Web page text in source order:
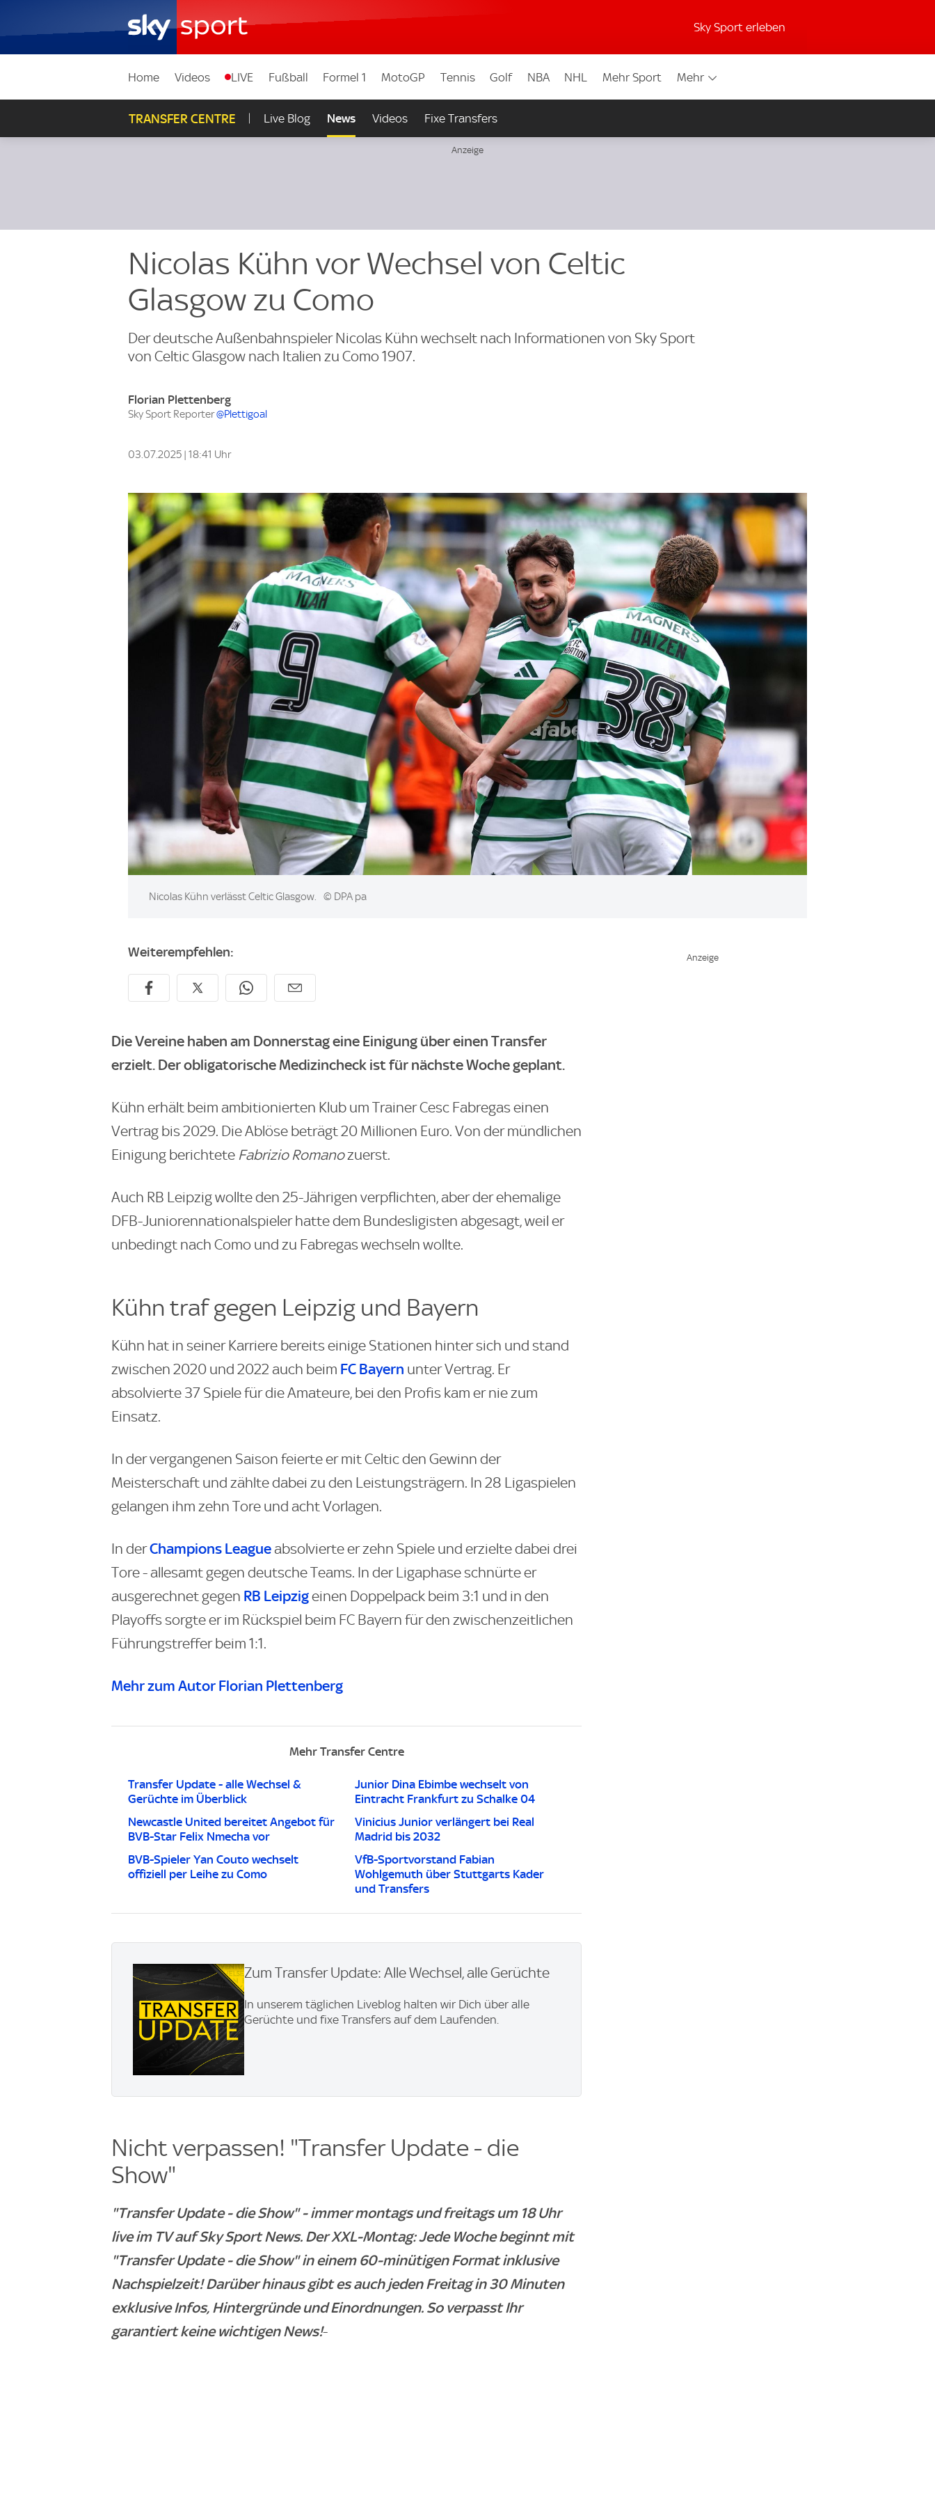
Sky Sport erleben
Home Videos LIVE Fußball Formel 1 MotoGP Tennis Golf NBA NHL Mehr Sport Mehr
TRANSFER CENTRE Live Blog News Videos Fixe Transfers
Nicolas Kühn vor Wechsel von Celtic
Glasgow zu Como
Der deutsche Außenbahnspieler Nicolas Kühn wechselt nach Informationen von Sky Sport
von Celtic Glasgow nach Italien zu Como 1907.
Florian Plettenberg
Sky Sport Reporter@Plettigoal
03.07.2025 | 18:41 Uhr
Image:
Nicolas Kühn verlässt Celtic Glasgow. © DPA pa
Weiterempfehlen:
Die Vereine haben am Donnerstag eine Einigung über einen Transfer
erzielt. Der obligatorische Medizincheck ist für nächste Woche geplant.
Kühn erhält beim ambitionierten Klub um Trainer Cesc Fabregas einen
Vertrag bis 2029. Die Ablöse beträgt 20 Millionen Euro. Von der mündlichen
Einigung berichtete Fabrizio Romanozuerst.
Auch RB Leipzig wollte den 25-Jährigen verpflichten, aber der ehemalige
DFB-Juniorennationalspieler hatte dem Bundesligisten abgesagt, weil er
unbedingt nach Como und zu Fabregas wechseln wollte.
Kühn traf gegen Leipzig und Bayern
Kühn hat in seiner Karriere bereits einige Stationen hinter sich und stand
zwischen 2020 und 2022 auch beim FC Bayern unter Vertrag. Er
absolvierte 37 Spiele für die Amateure, bei den Profis kam er nie zum
Einsatz.
In der vergangenen Saison feierte er mit Celtic den Gewinn der
Meisterschaft und zählte dabei zu den Leistungsträgern. In 28 Ligaspielen
gelangen ihm zehn Tore und acht Vorlagen.
In derChampions Leagueabsolvierte er zehn Spiele und erzielte dabei drei
Tore - allesamt gegen deutsche Teams. In der Ligaphase schnürte er
ausgerechnet gegen RB Leipzigeinen Doppelpack beim 3:1 und in den
Playoffs sorgte er im Rückspiel beim FC Bayern für den zwischenzeitlichen
Führungstreffer beim 1:1.
Mehr zum Autor Florian Plettenberg
Mehr Transfer Centre
Transfer Update - alle Wechsel &
Gerüchte im Überblick
Junior Dina Ebimbe wechselt von
Eintracht Frankfurt zu Schalke 04
Newcastle United bereitet Angebot für
BVB-Star Felix Nmecha vor
Vinicius Junior verlängert bei Real
Madrid bis 2032
BVB-Spieler Yan Couto wechselt
offiziell per Leihe zu Como
VfB-Sportvorstand Fabian
Wohlgemuth über Stuttgarts Kader
und Transfers
Zum Transfer Update: Alle Wechsel, alle Gerüchte
In unserem täglichen Liveblog halten wir Dich über alle
Gerüchte und fixe Transfers auf dem Laufenden.
Nicht verpassen! "Transfer Update - die
Show"
"Transfer Update - die Show" - immer montags und freitags um 18 Uhr
live im TV auf Sky Sport News. Der XXL-Montag: Jede Woche beginnt mit
"Transfer Update - die Show" in einem 60-minütigen Format inklusive
Nachspielzeit! Darüber hinaus gibt es auch jeden Freitag in 30 Minuten
exklusive Infos, Hintergründe und Einordnungen. So verpasst Ihr
garantiert keine wichtigen News!-